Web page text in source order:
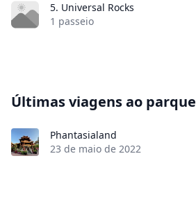
5. Universal Rocks
1 passeio
Últimas viagens ao parque
Phantasialand
23 de maio de 2022